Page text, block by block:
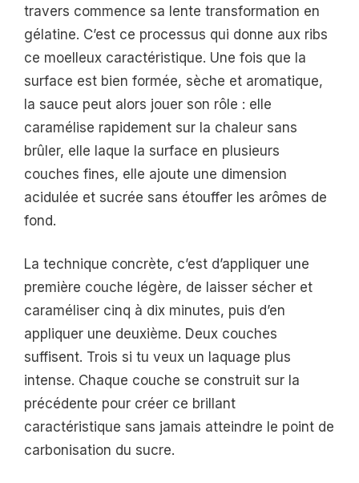
travers commence sa lente transformation en
gélatine. C’est ce processus qui donne aux ribs
ce moelleux caractéristique. Une fois que la
surface est bien formée, sèche et aromatique,
la sauce peut alors jouer son rôle : elle
caramélise rapidement sur la chaleur sans
brûler, elle laque la surface en plusieurs
couches fines, elle ajoute une dimension
acidulée et sucrée sans étouffer les arômes de
fond.
La technique concrète, c’est d’appliquer une
première couche légère, de laisser sécher et
caraméliser cinq à dix minutes, puis d’en
appliquer une deuxième. Deux couches
suffisent. Trois si tu veux un laquage plus
intense. Chaque couche se construit sur la
précédente pour créer ce brillant
caractéristique sans jamais atteindre le point de
carbonisation du sucre.